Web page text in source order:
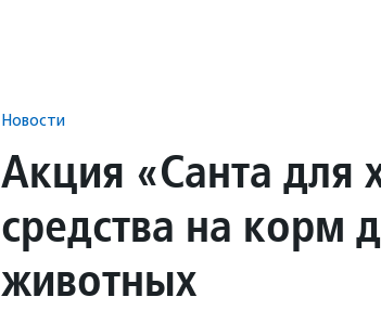
Новости
Акция «Санта для
средства на корм
животных